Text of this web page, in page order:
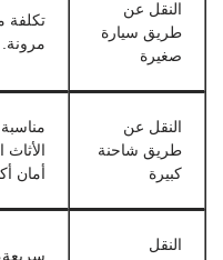
النقل عن
طريق سيارة
صغيرة
تكلفة
مرونة.
النقل عن
طريق شاحنة
كبيرة
الأثاث
أمان
النقل